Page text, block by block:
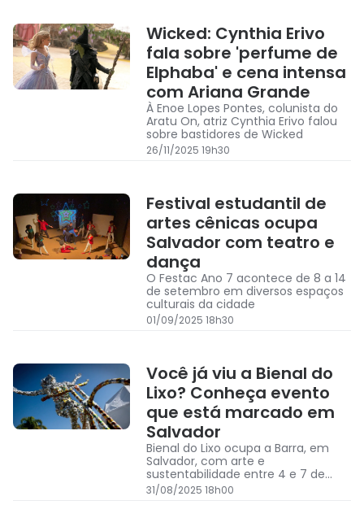
Wicked: Cynthia Erivo
fala sobre 'perfume de
Elphaba' e cena intensa
com Ariana Grande
À Enoe Lopes Pontes, colunista do
Aratu On, atriz Cynthia Erivo falou
sobre bastidores de Wicked
26/11/2025 19h30
Festival estudantil de
artes cênicas ocupa
Salvador com teatro e
dança
O Festac Ano 7 acontece de 8 a 14
de setembro em diversos espaços
culturais da cidade
01/09/2025 18h30
Você já viu a Bienal do
Lixo? Conheça evento
que está marcado em
Salvador
Bienal do Lixo ocupa a Barra, em
Salvador, com arte e
sustentabilidade entre 4 e 7 de
setembro
31/08/2025 18h00